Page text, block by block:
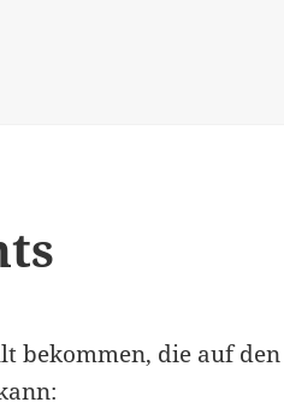
bekommen, die auf